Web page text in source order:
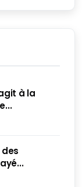
à la